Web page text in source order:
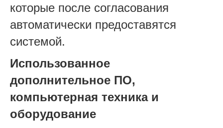
которые после согласования
автоматически предоставятся
системой.
Использованное
дополнительное ПО,
компьютерная техника и
оборудование